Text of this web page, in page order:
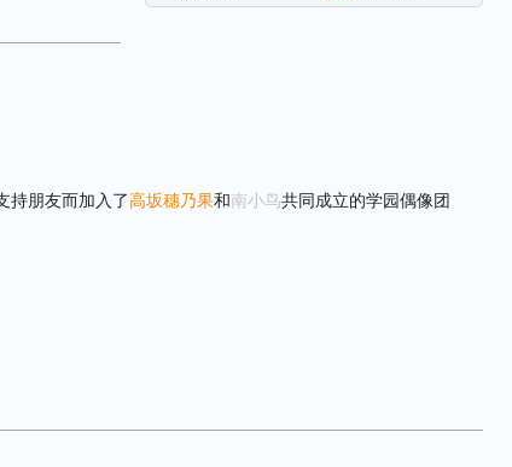
持朋友而加入了高坂穗乃果和南小鸟共同成立的学园偶像团